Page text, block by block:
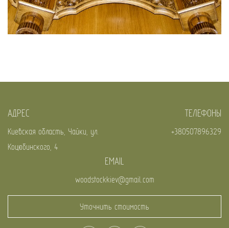
АДРЕС
Киевская область, Чайки, ул.
Коцюбинского, 4
ТЕЛЕФОНЫ
+380507896329
EMAIL
woodstockkiev@gmail.com
Уточнить стоимость